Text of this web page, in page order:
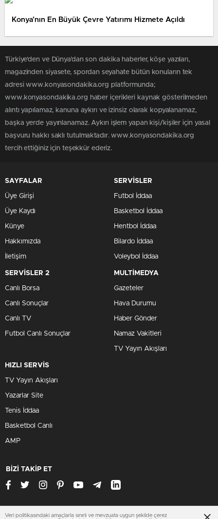
Konya’nın En Büyük Çevre Yatırımı Hizmete Açıldı
Türkiye'den ve Dünya’dan son dakika haberler, köşe yazıları,
magazinden siyasete, spordan seyahate bütün konuların tek
adresi www.konyasondakika.org platformunda;
www.konyasondakika.org haber içerikleri kaynak gösterilmeden
alıntı yapılamaz, kanuna aykırı ve izinsiz olarak kopyalanamaz,
başka yerde yayınlanamaz. Aykırı işlem yapan kişi/kişiler için yasal
başvuru hakkı saklı tutulmaktadır. www.konyasondakika.org
tercih ettiğiniz için teşekkür ederiz.
SAYFALAR
Üye Girişi
Üye Kaydı
Künye
Hakkımızda
İletişim
SERVİSLER
Futbol İddaa
Basketbol İddaa
Hentbol İddaa
Bilardo İddaa
Voleybol İddaa
SERVİSLER 2
Canlı Borsa
Canlı Sonuçlar
Canlı TV
Futbol Canlı Sonuçlar
MULTİMEDYA
Gazeteler
Hava Durumu
Haber Gönder
Namaz Vakitleri
TV Yayın Akışları
HIZLI SERVİS
TV Yayın Akışları
Yazarlar Site
Tenis İddaa
Basketbol Canlı
AMP
BİZİ TAKİP ET
www.konyasondakika.org
Veri politikasındaki amaçlarla sınırlı ve mevzuata uygun şekilde çerez